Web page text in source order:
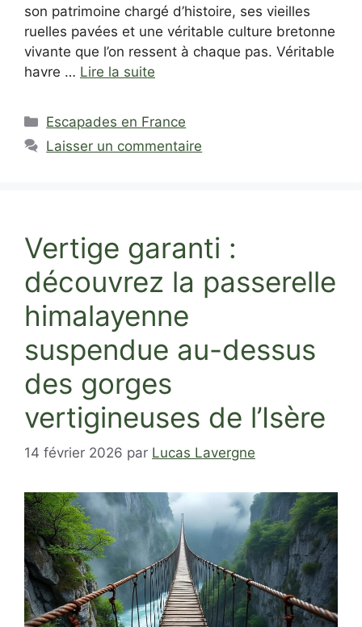
son patrimoine chargé d’histoire, ses vieilles
ruelles pavées et une véritable culture bretonne
vivante que l’on ressent à chaque pas. Véritable
havre … Lire la suite
Catégories
Escapades en France
Laisser un commentaire
Vertige garanti :
découvrez la passerelle
himalayenne
suspendue au-dessus
des gorges
vertigineuses de l’Isère
14 février 2026 par Lucas Lavergne